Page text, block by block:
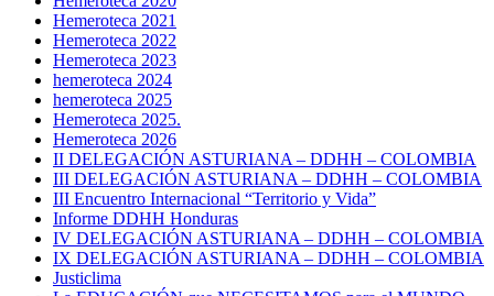
Hemeroteca 2021
Hemeroteca 2022
Hemeroteca 2023
hemeroteca 2024
hemeroteca 2025
Hemeroteca 2025.
Hemeroteca 2026
II DELEGACIÓN ASTURIANA – DDHH – COLOMBIA
III DELEGACIÓN ASTURIANA – DDHH – COLOMBIA
III Encuentro Internacional “Territorio y Vida”
Informe DDHH Honduras
IV DELEGACIÓN ASTURIANA – DDHH – COLOMBIA
IX DELEGACIÓN ASTURIANA – DDHH – COLOMBIA
Justiclima